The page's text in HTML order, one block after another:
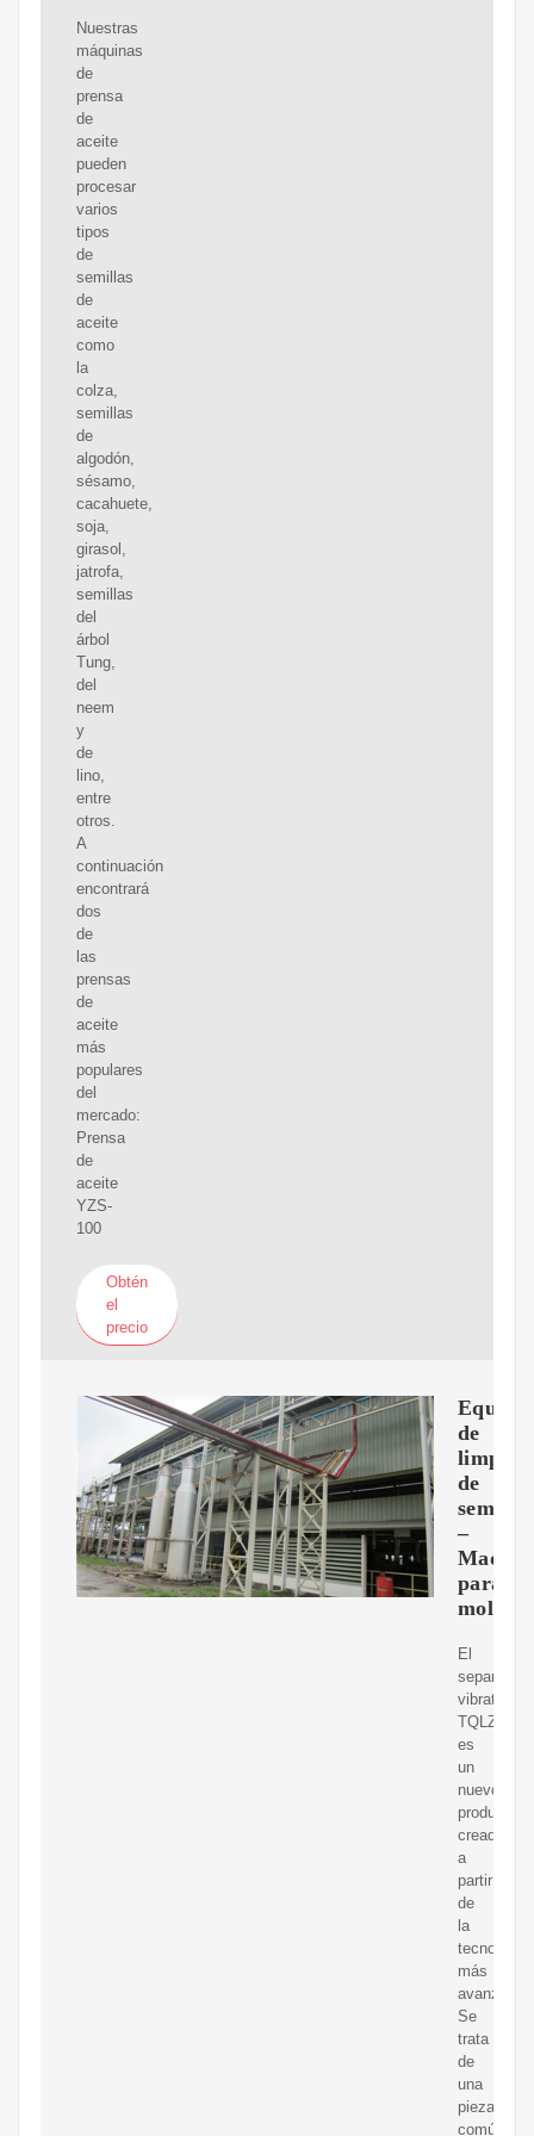
Nuestras
máquinas
de
prensa
de
aceite
pueden
procesar
varios
tipos
de
semillas
de
aceite
como
la
colza,
semillas
de
algodón,
sésamo,
cacahuete,
soja,
girasol,
jatrofa,
semillas
del
árbol
Tung,
del
neem
y
de
lino,
entre
otros.
A
continuación
encontrará
dos
de
las
prensas
de
aceite
más
populares
del
mercado:
Prensa
de
aceite
YZS-
100
Obtén
el
precio
Equipo
de
de
semillas
–
para
El
separador
vibratorio
TQLZ
es
un
nuevo
producto
creado
a
partir
de
la
tecnología
más
avanzada.
Se
trata
de
una
pieza
común